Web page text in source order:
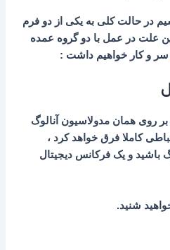
در حالت کلی به یکی از دو فرم
علت در عمل با دو گروه عمده
سر و کار خواهیم داشت :
روی همان مدولاسیون آنالوگ
کاملا فرق خواهد کرد ،
باشید و یک فرکانس دیجیتال
شنید.